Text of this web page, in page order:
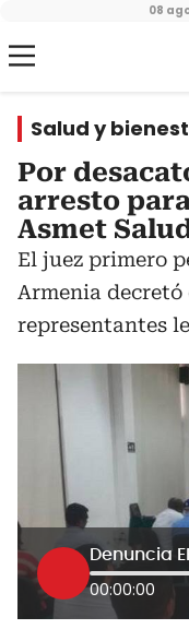
08
Salud y
Por
arresto
Asmet
El juez primero
Armenia
representantes
Denuncia
00:00:00